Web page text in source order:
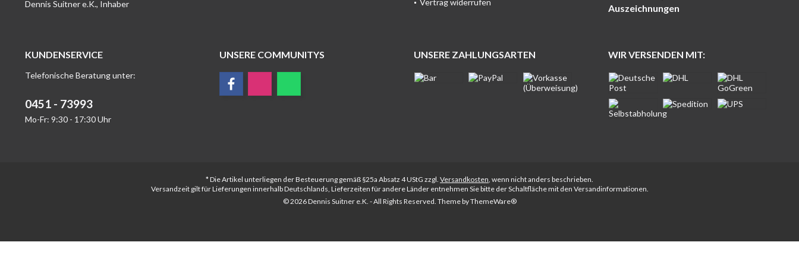
Dennis Suitner e.K., Inhaber
Vertrag widerrufen
Auszeichnungen
KUNDENSERVICE
Telefonische Beratung unter:
0451 - 73993
Mo-Fr: 9:30 - 17:30 Uhr
UNSERE COMMUNITYS UNSERE ZAHLUNGSARTEN WIR VERSENDEN MIT:
* Die Artikel unterliegen der Besteuerung gemäß §25a Absatz 4 UStG zzgl. Versandkosten, wenn nicht anders beschrieben.
Versandzeit gilt für Lieferungen innerhalb Deutschlands, Lieferzeiten für andere Länder entnehmen Sie bitte der Schaltfläche mit den Versandinformationen.
© 2026 Dennis Suitner e.K. - All Rights Reserved. Theme byThemeWare®